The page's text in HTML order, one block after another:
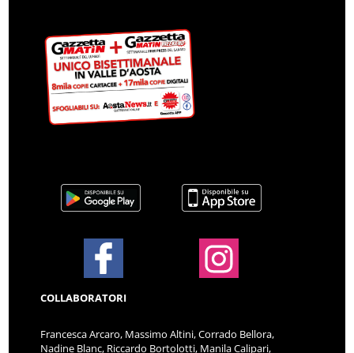
COLLABORATORI
Francesca Arcaro, Massimo Altini, Corrado Bellora,
Nadine Blanc, Riccardo Bortolotti, Manila Calipari,